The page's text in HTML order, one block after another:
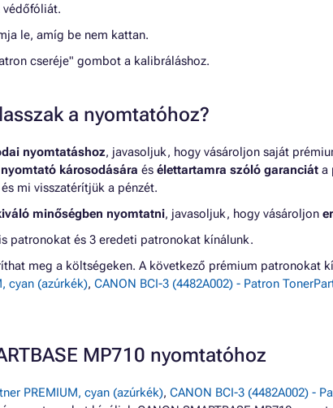
védőfóliát.
le, amíg be nem kattan.
cseréje" gombot a kalibráláshoz.
a nyomtatóhoz?
nyomtatáshoz, javasoljuk, hogy vásároljon saját
károsodására és élettartamra szóló garanciát a
mi visszatérítjük a pénzét.
minőségben nyomtatni, javasoljuk, hogy vásároljon
patronokat és 3 eredeti patronokat kínálunk.
meg a költségeken. A következő prémium patronokat
cyan (azúrkék), CANON BCI-3 (4482A002) - Patron
MP710 nyomtatóhoz
PREMIUM, cyan (azúrkék), CANON BCI-3 (4482A002) -